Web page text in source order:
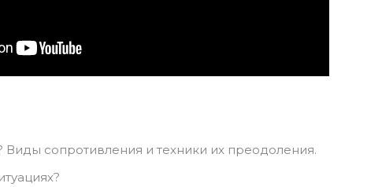
Виды сопротивления и техники их преодоления.